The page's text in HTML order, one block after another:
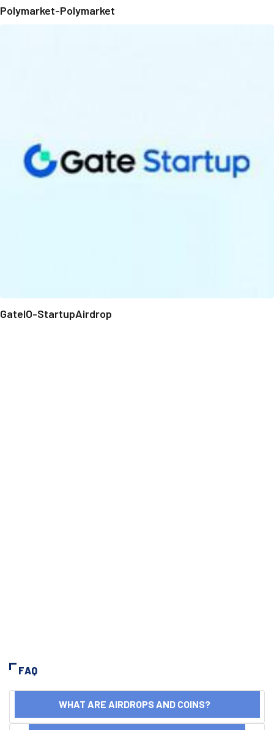
Polymarket-Polymarket
GateIO-StartupAirdrop
FAQ
WHAT ARE AIRDROPS AND COINS?